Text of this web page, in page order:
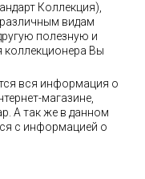
Коллекция),
видам
полезную и
коллекционера Вы
вся информация о
магазине,
А так же в данном
с информацией о